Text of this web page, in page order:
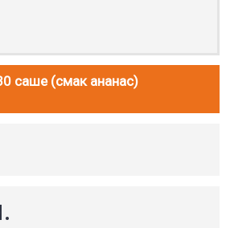
саше (смак ананас)